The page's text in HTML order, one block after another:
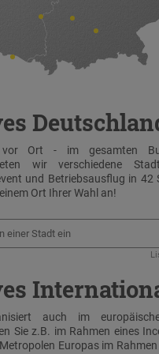
Ort - im gesamten
wir verschiedene
und Betriebsausflug in 42
Ort Ihrer Wahl an!
auch im
Sie z.B. im Rahmen eines
Europas im